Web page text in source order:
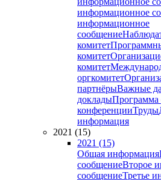
информационное
информационное
сообщение
комитет
комитет
комитет
оргкомитет
партнёрыВажные
докладыПрограмма
конференцииТруды
информация
2021 (15)
2021 (15)
Общая информация
сообщениеВторое
сообщениеТретье